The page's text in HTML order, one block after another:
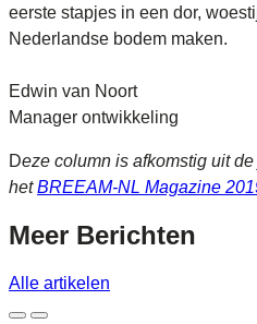
eerste stapjes in een dor,
Nederlandse bodem maken.
Edwin van Noort
Manager ontwikkeling
Deze column is afkomstig uit
hetBREEAM-NL Magazine
Meer Berichten
Alle artikelen